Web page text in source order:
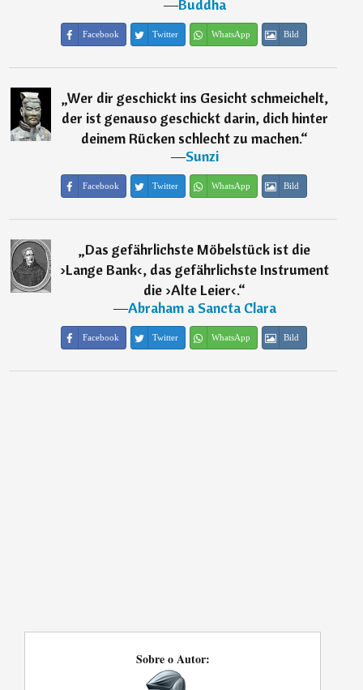
―Buddha
Facebook Twitter WhatsApp Bild
„Wer dir geschickt ins Gesicht schmeichelt,
der ist genauso geschickt darin, dich hinter
deinem Rücken schlecht zu machen.“
―Sunzi
Facebook Twitter WhatsApp Bild
„Das gefährlichste Möbelstück ist die
›Lange Bank‹, das gefährlichste Instrument
die ›Alte Leier‹.“
―Abraham a Sancta Clara
Facebook Twitter WhatsApp Bild
Sobre o Autor: